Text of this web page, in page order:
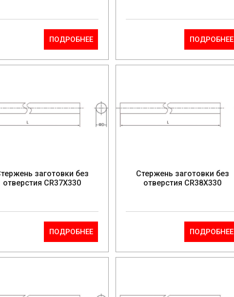
ПОДРОБНЕЕ ПОДРОБНЕЕ
заготовки без
отверстия CR37X330
ПОДРОБНЕЕ
Стержень заготовки без
отверстия CR38X330
ПОДРОБНЕЕ